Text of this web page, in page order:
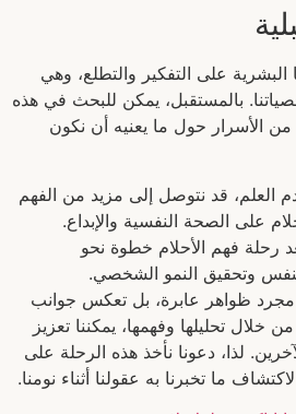
على التفكير والتطلع، وهي
بالمستقبل، يمكن للبحث في هذه
الأسرار حول ما يعنيه أن نكون
العلم، قد نتوصل إلى مزيد من الفهم
على الصحة النفسية والإبداع.
رحلة فهم الأحلام خطوة نحو
وتحقيق النمو الشخصي.
مجرد ظواهر عابرة، بل تعكس جوانب
خلال تحليلها وفهمها، يمكننا تعزيز
لذا، دعونا نأخذ هذه الرحلة على
ما تخبرنا به عقولنا أثناء نومنا.